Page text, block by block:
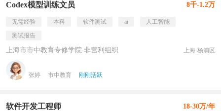
Codex模型训练文员 8千-1.2万
无需经验 本科 软件测试 ai
人工智能
测试报告
上海市市中教育专修学院 非营利组织 上海·杨浦区
张婷 市中教育 刚刚活跃
软件开发工程师 18-30万/年